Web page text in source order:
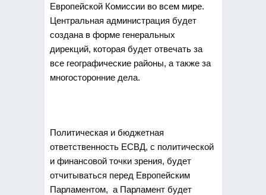
Европейской Комиссии во всем мире.
Центральная администрация будет
создана в форме генеральных
дирекций, которая будет отвечать за
все географические районы, а также за
многосторонние дела.
Политическая и бюджетная
ответственность ЕСВД, с политической
и финансовой точки зрения, будет
отчитываться перед Европейским
Парламентом, а Парламент будет